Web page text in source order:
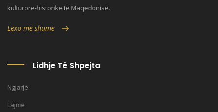
kulturore-historike të Maqedonisë.
Lexo më shumë
Lidhje Të Shpejta
Ngjarje
Lajme